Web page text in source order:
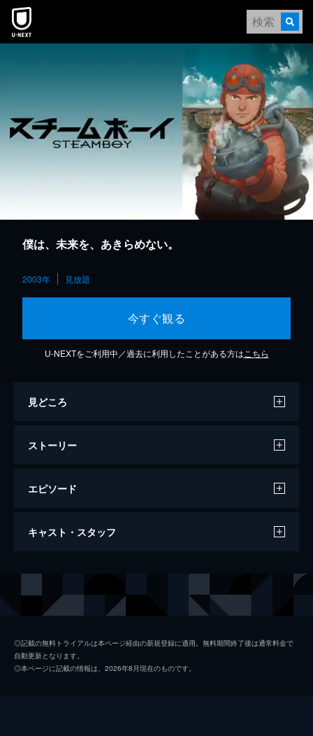
本文へスキップ
僕は、未来を、あきらめない。
2003年 見放題
今すぐ観る
U-NEXTをご利用中／過去に利用したことがある方は こちら
見どころ
ストーリー
エピソード
スチームボーイ
キャスト・スタッフ
スカーレット 小西真奈美
◎記載の無料トライアルは本ページ経由の新規登録に適用。無料期間終了後は通常料金で
自動更新となります。
◎本ページに記載の情報は、2026年8月現在のものです。